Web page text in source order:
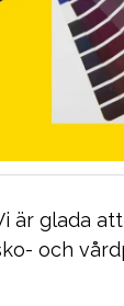
är glada
och